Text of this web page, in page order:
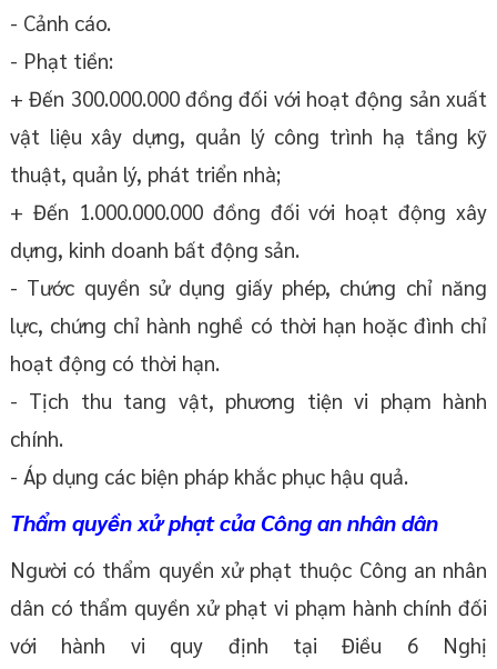
- Cảnh cáo.
- Phạt tiền:
+ Đến 300.000.000 đồng đối với hoạt động sản xuất
vật liệu xây dựng, quản lý công trình hạ tầng kỹ
thuật, quản lý, phát triển nhà;
+ Đến 1.000.000.000 đồng đối với hoạt động xây
dựng, kinh doanh bất động sản.
- Tước quyền sử dụng giấy phép, chứng chỉ năng
lực, chứng chỉ hành nghề có thời hạn hoặc đình chỉ
hoạt động có thời hạn.
- Tịch thu tang vật, phương tiện vi phạm hành
chính.
- Áp dụng các biện pháp khắc phục hậu quả.
Thẩm quyền xử phạt của Công an nhân dân
Người có thẩm quyền xử phạt thuộc Công an nhân
dân có thẩm quyền xử phạt vi phạm hành chính đối
với hành vi quy định tại Điều 6 Nghị